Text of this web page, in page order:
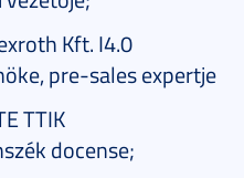
Kft. I4.0
pre-sales expertje
TTIK
docense;